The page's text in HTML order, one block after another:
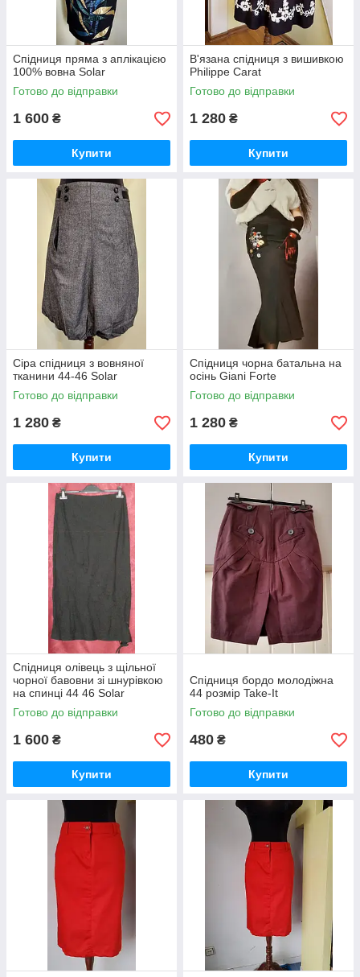
Спідниця пряма з аплікацією
100% вовна Solar
Готово до відправки
1 600 ₴
Купити
В'язана спідниця з вишивкою
Philippe Carat
Готово до відправки
1 280 ₴
Купити
Сіра спідниця з вовняної
тканини 44-46 Solar
Готово до відправки
1 280 ₴
Купити
Спідниця чорна батальна на
осінь Giani Forte
Готово до відправки
1 280 ₴
Купити
Спідниця олівець з щільної
чорної бавовни зі шнурівкою
на спинці 44 46 Solar
Готово до відправки
1 600 ₴
Купити
Спідниця бордо молодіжна
44 розмір Take-It
Готово до відправки
480 ₴
Купити